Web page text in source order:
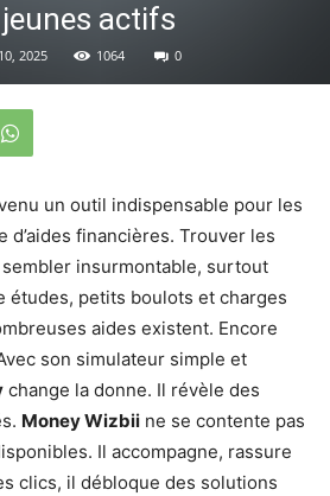
actifs
2025 1064 0
un outil indispensable pour les
d’aides financières. Trouver les
insurmontable, surtout
études, petits boulots et charges
aides existent. Encore
son simulateur simple et
change la donne. Il révèle des
Money Wizbii ne se contente pas
Il accompagne, rassure
clics, il débloque des solutions